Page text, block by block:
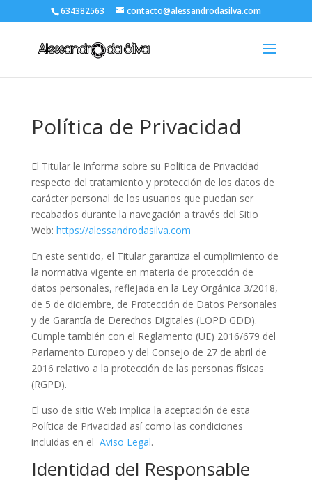
634382563 contacto@alessandrodasilva.com
Política de Privacidad
El Titular le informa sobre su Política de Privacidad
respecto del tratamiento y protección de los datos de
carácter personal de los usuarios que puedan ser
recabados durante la navegación a través del Sitio
Web: https://alessandrodasilva.com
En este sentido, el Titular garantiza el cumplimiento de
la normativa vigente en materia de protección de
datos personales, reflejada en la Ley Orgánica 3/2018,
de 5 de diciembre, de Protección de Datos Personales
y de Garantía de Derechos Digitales (LOPD GDD).
Cumple también con el Reglamento (UE) 2016/679 del
Parlamento Europeo y del Consejo de 27 de abril de
2016 relativo a la protección de las personas físicas
(RGPD).
El uso de sitio Web implica la aceptación de esta
Política de Privacidad así como las condiciones
incluidas en el Aviso Legal.
Identidad del Responsable